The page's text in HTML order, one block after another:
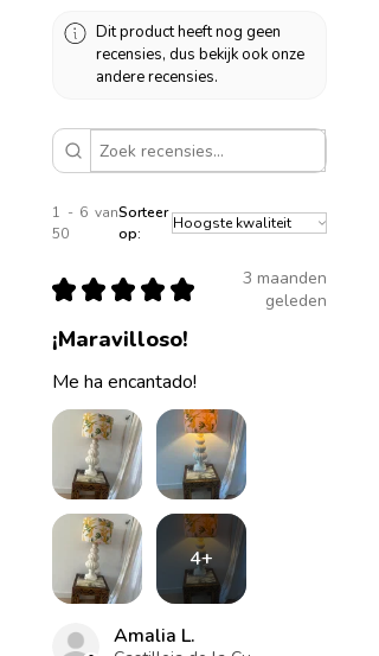
Dit product heeft nog geen
recensies, dus bekijk ook onze
andere recensies.
1 - 6 van
50
Sorteer
op:
★ ★ ★ ★ ★
3 maanden
geleden
¡Maravilloso!
Me ha encantado!
4+
Amalia L.